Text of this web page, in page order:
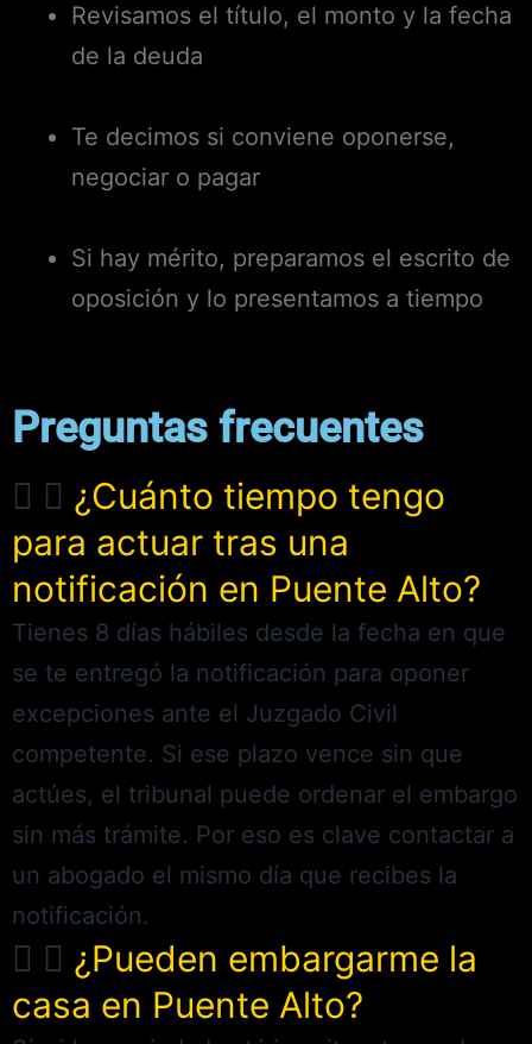
Revisamos el título, el monto y la fecha
de la deuda
Te decimos si conviene oponerse,
negociar o pagar
Si hay mérito, preparamos el escrito de
oposición y lo presentamos a tiempo
Preguntas frecuentes
¿Cuánto tiempo tengo
para actuar tras una
notificación en Puente Alto?
Tienes 8 días hábiles desde la fecha en que
se te entregó la notificación para oponer
excepciones ante el Juzgado Civil
competente. Si ese plazo vence sin que
actúes, el tribunal puede ordenar el embargo
sin más trámite. Por eso es clave contactar a
un abogado el mismo día que recibes la
notificación.
¿Pueden embargarme la
casa en Puente Alto?